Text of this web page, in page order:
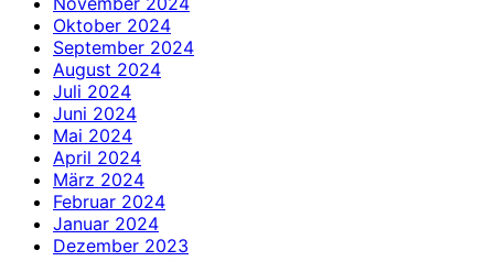
Oktober 2024
September 2024
August 2024
Juli 2024
Juni 2024
Mai 2024
April 2024
März 2024
Februar 2024
Januar 2024
Dezember 2023